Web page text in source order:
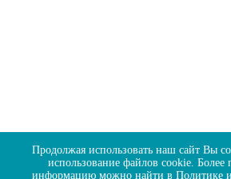
Продолжая использовать наш сайт Вы
использование файлов cookie. Более
информацию можно найти в Политике